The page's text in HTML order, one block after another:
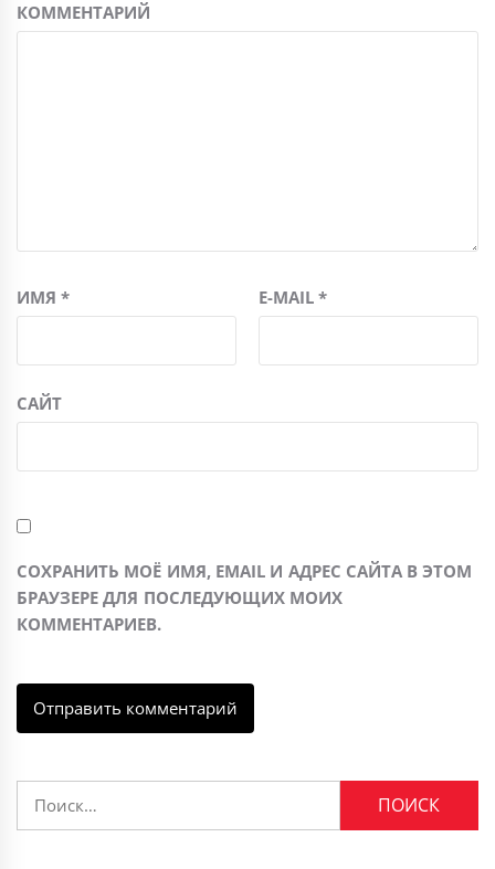
КОММЕНТАРИЙ
ИМЯ* E-MAIL*
САЙТ
СОХРАНИТЬ МОЁ ИМЯ, EMAIL И АДРЕС САЙТА В ЭТОМ
БРАУЗЕРЕ ДЛЯ ПОСЛЕДУЮЩИХ МОИХ
КОММЕНТАРИЕВ.